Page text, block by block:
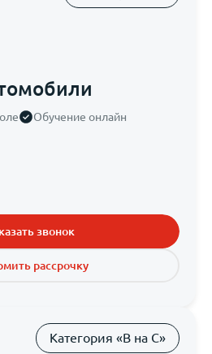
Обучение онлайн
звонок
рассрочку
Категория «B на С»